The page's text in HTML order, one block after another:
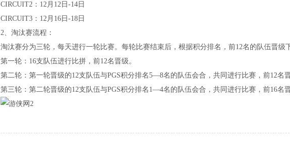
CIRCUIT2：12月12日-14日
CIRCUIT3：12月16日-18日
2、淘汰赛流程：
淘汰赛分为三轮，每天进行一轮比赛。每轮比赛结束后，根据积分排名，前12名的队伍晋级
第一轮：16支队伍进行比拼，前12名晋级。
第二轮：第一轮晋级的12支队伍与PGS积分排名5—8名的队伍会合，共同进行比赛，前12名晋
第三轮：第二轮晋级的12支队伍与PGS积分排名1—4名的队伍会合，共同进行比赛，前16名